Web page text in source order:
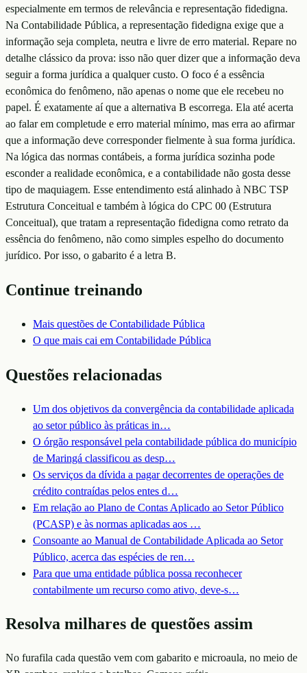
especialmente em termos de relevância e representação fidedigna.
Na Contabilidade Pública, a representação fidedigna exige que a
informação seja completa, neutra e livre de erro material. Repare no
detalhe clássico da prova: isso não quer dizer que a informação deva
seguir a forma jurídica a qualquer custo. O foco é a essência
econômica do fenômeno, não apenas o nome que ele recebeu no
papel. É exatamente aí que a alternativa B escorrega. Ela até acerta
ao falar em completude e erro material mínimo, mas erra ao afirmar
que a informação deve corresponder fielmente à sua forma jurídica.
Na lógica das normas contábeis, a forma jurídica sozinha pode
esconder a realidade econômica, e a contabilidade não gosta desse
tipo de maquiagem. Esse entendimento está alinhado à NBC TSP
Estrutura Conceitual e também à lógica do CPC 00 (Estrutura
Conceitual), que tratam a representação fidedigna como retrato da
essência do fenômeno, não como simples espelho do documento
jurídico. Por isso, o gabarito é a letra B.
Continue treinando
Mais questões de Contabilidade Pública
O que mais cai em Contabilidade Pública
Questões relacionadas
Um dos objetivos da convergência da contabilidade aplicada
ao setor público às práticas in…
O órgão responsável pela contabilidade pública do município
de Maringá classificou as desp…
Os serviços da dívida a pagar decorrentes de operações de
crédito contraídas pelos entes d…
Em relação ao Plano de Contas Aplicado ao Setor Público
(PCASP) e às normas aplicadas aos …
Consoante ao Manual de Contabilidade Aplicada ao Setor
Público, acerca das espécies de ren…
Para que uma entidade pública possa reconhecer
contabilmente um recurso como ativo, deve-s…
Resolva milhares de questões assim
No furafila cada questão vem com gabarito e microaula, no meio de